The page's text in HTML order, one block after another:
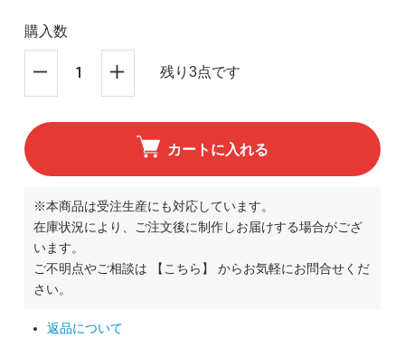
購入数
残り3点です
カートに入れる
※本商品は受注生産にも対応しています。
在庫状況により、ご注文後に制作しお届けする場合がござ
います。
ご不明点やご相談は
【こちら】
からお気軽にお問合せくだ
さい。
返品について